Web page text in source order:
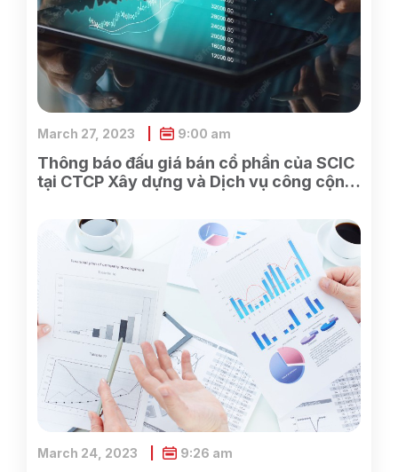
Thông báo đấu giá bán cổ phần của SCIC
tại CTCP Xây dựng và Dịch vụ công cộng
March 27, 2023 9:00 am
March 24, 2023 9:26 am